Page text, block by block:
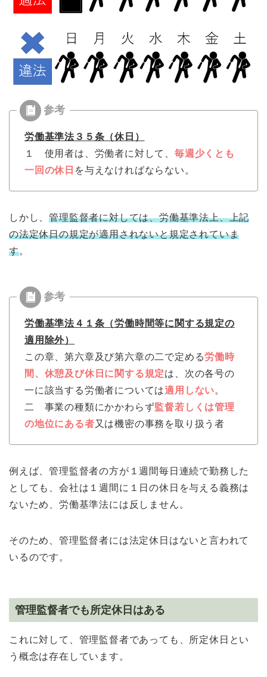
労働基準法３５条（休日）
１ 使用者は、労働者に対して、 毎週少くとも
一回の休日 を与えなければならない。
しかし、管理監督者に対しては、労働基準法上、上記
の法定休日の規定が適用されないと規定されていま
す。
労働基準法４１条（労働時間等に関する規定の
適用除外）
この章、第六章及び第六章の二で定める労働時
間、休憩及び休日に関する規定は、次の各号の
一に該当する労働者については適用しない。
二 事業の種類にかかわらず監督若しくは管理
の地位にある者又は機密の事務を取り扱う者
例えば、管理監督者の方が１週間毎日連続で勤務した
としても、会社は１週間に１日の休日を与える義務は
ないため、労働基準法には反しません。
そのため、管理監督者には法定休日はないと言われて
いるのです。
管理監督者でも所定休日はある
これに対して、管理監督者であっても、所定休日とい
う概念は存在しています。